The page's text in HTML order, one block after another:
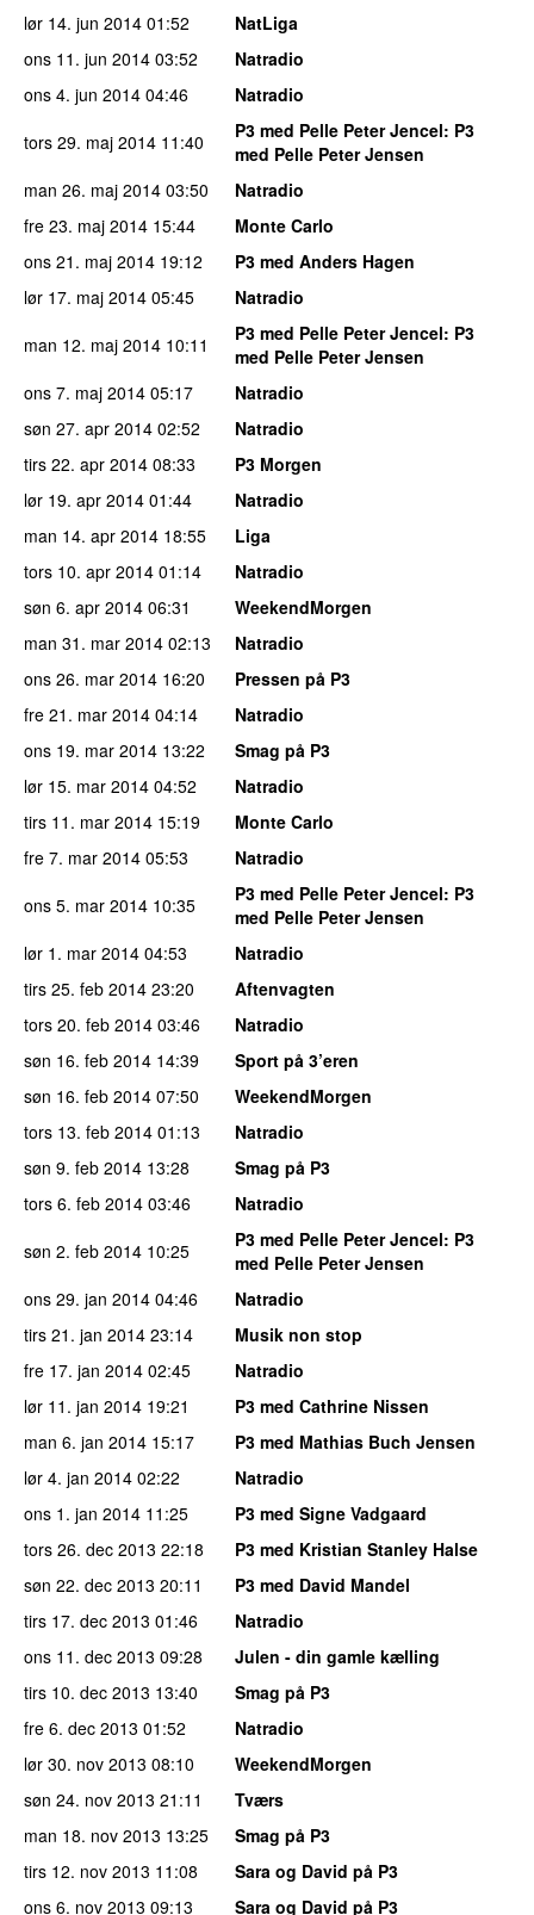
lør 14. jun 2014 01:52
NatLiga
ons 11. jun 2014 03:52
Natradio
ons 4. jun 2014 04:46
Natradio
tors 29. maj 2014 11:40 P3 med Pelle Peter Jencel: P3
med Pelle Peter Jensen
man 26. maj 2014 03:50
Natradio
fre 23. maj 2014 15:44
Monte Carlo
ons 21. maj 2014 19:12
P3 med Anders Hagen
lør 17. maj 2014 05:45
Natradio
man 12. maj 2014 10:11 P3 med Pelle Peter Jencel: P3
med Pelle Peter Jensen
ons 7. maj 2014 05:17
Natradio
søn 27. apr 2014 02:52
Natradio
tirs 22. apr 2014 08:33
P3 Morgen
lør 19. apr 2014 01:44
Natradio
man 14. apr 2014 18:55
Liga
tors 10. apr 2014 01:14
Natradio
søn 6. apr 2014 06:31
WeekendMorgen
man 31. mar 2014 02:13
Natradio
ons 26. mar 2014 16:20
Pressen på P3
fre 21. mar 2014 04:14
Natradio
ons 19. mar 2014 13:22
Smag på P3
lør 15. mar 2014 04:52
Natradio
tirs 11. mar 2014 15:19
Monte Carlo
fre 7. mar 2014 05:53
Natradio
ons 5. mar 2014 10:35 P3 med Pelle Peter Jencel: P3
med Pelle Peter Jensen
lør 1. mar 2014 04:53
Natradio
tirs 25. feb 2014 23:20
Aftenvagten
tors 20. feb 2014 03:46
Natradio
søn 16. feb 2014 14:39
Sport på 3’eren
søn 16. feb 2014 07:50
WeekendMorgen
tors 13. feb 2014 01:13
Natradio
søn 9. feb 2014 13:28
Smag på P3
tors 6. feb 2014 03:46
Natradio
søn 2. feb 2014 10:25 P3 med Pelle Peter Jencel: P3
med Pelle Peter Jensen
ons 29. jan 2014 04:46
Natradio
tirs 21. jan 2014 23:14
Musik non stop
fre 17. jan 2014 02:45
Natradio
lør 11. jan 2014 19:21
P3 med Cathrine Nissen
man 6. jan 2014 15:17
P3 med Mathias Buch Jensen
lør 4. jan 2014 02:22
Natradio
ons 1. jan 2014 11:25
P3 med Signe Vadgaard
tors 26. dec 2013 22:18
P3 med Kristian Stanley Halse
søn 22. dec 2013 20:11
P3 med David Mandel
tirs 17. dec 2013 01:46
Natradio
ons 11. dec 2013 09:28
Julen - din gamle kælling
tirs 10. dec 2013 13:40
Smag på P3
fre 6. dec 2013 01:52
Natradio
lør 30. nov 2013 08:10
WeekendMorgen
søn 24. nov 2013 21:11
Tværs
man 18. nov 2013 13:25
Smag på P3
tirs 12. nov 2013 11:08
Sara og David på P3
ons 6. nov 2013 09:13 Sara og David på P3